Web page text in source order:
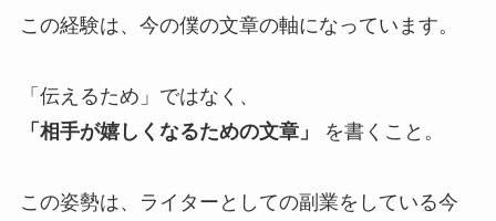
この経験は、今の僕の文章の軸になっています。
「伝えるため」ではなく、
「相手が嬉しくなるための文章」
を書くこと。
この姿勢は、ライターとしての副業をしている今